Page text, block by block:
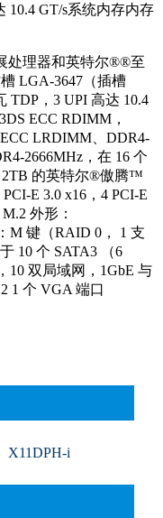
10.4 GT/s系统内存内存
处理器和英特尔®®至
LGA-3647（插槽
TDP，3 UPI 高达 10.4
ECC RDIMM，
LRDIMM、DDR4-
2666MHz，在 16 个
2TB 的英特尔®傲腾™
E 3.0 x16，4 PCI-E
外形：
M 键（RAID 0， 1 支
10 个 SATA3 （6
10 双局域网，1GbE 与
1 个 VGA 端口
X11DPH-i